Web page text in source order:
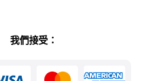
我們接受：